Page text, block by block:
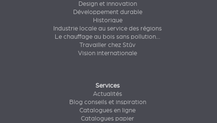
Design et innovation
Développement durable
Historique
Industrie locale au service des régions
Le chauffage au bois sans pollution...
Travailler chez Stûv
Vision internationale
Services
Actualités
Blog conseils et inspiration
Catalogues en ligne
Catalogues papier